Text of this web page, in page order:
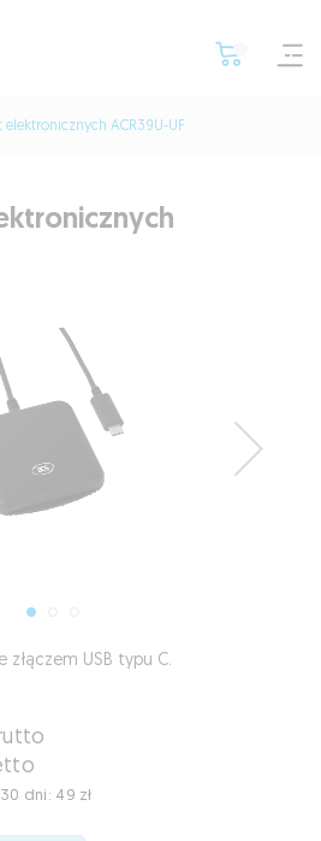
elektronicznych ACR39U-UF
USB typu C.
dni: 49 zł